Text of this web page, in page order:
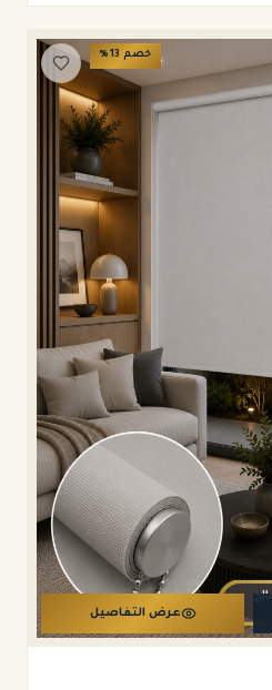
خصم 13
%
عرض التفاصيل